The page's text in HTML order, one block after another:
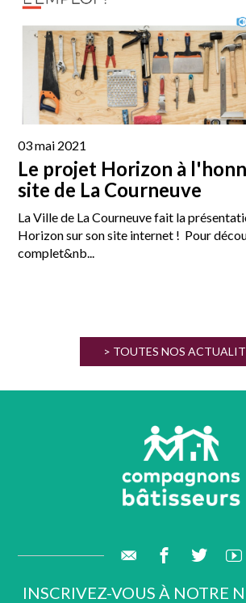
03 mai 2021
Le projet Horizon à
site de La Courneuve
La Ville de La Courneuve fait la
Horizon sur son site internet ! Pour
complet&nb...
> TOUTES NOS
INSCRIVEZ-VOUS À NOTRE